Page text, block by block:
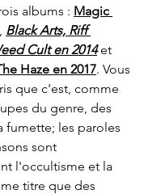
albums : Magic
Black Arts, Riff
Cult en 2014 et
Haze en 2017. Vous
que c'est, comme
du genre, des
fumette; les paroles
sont
l'occultisme et la
titre que des